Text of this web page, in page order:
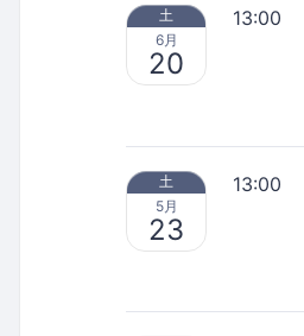
土
6月
20
13:00
土
5月
23
13:00